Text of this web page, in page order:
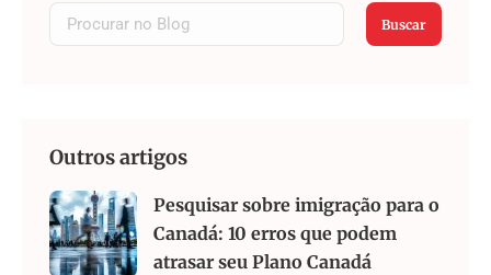
Buscar
Outros artigos
Pesquisar sobre imigração para o
Canadá: 10 erros que podem
atrasar seu Plano Canadá